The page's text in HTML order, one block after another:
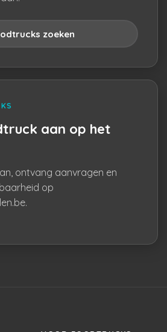
zoeken
aan op het
ontvang aanvragen en
op